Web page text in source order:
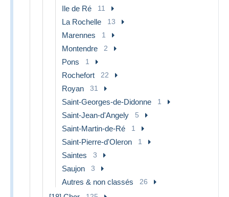
Ile de Ré 11
La Rochelle 13
Marennes 1
Montendre 2
Pons 1
Rochefort 22
Royan 31
Saint-Georges-de-Didonne 1
Saint-Jean-d'Angely 5
Saint-Martin-de-Ré 1
Saint-Pierre-d'Oleron 1
Saintes 3
Saujon 3
Autres & non classés 26